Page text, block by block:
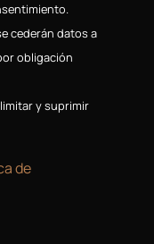
cederán datos a
obligación
y suprimir
de